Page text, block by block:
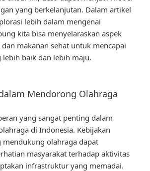
yang berkelanjutan. Dalam artikel
lebih dalam mengenai
kita bisa menyelaraskan aspek
makanan sehat untuk mencapai
lebih baik dan lebih maju.
Mendorong Olahraga
yang sangat penting dalam
di Indonesia. Kebijakan
mendukung olahraga dapat
masyarakat terhadap aktivitas
infrastruktur yang memadai.